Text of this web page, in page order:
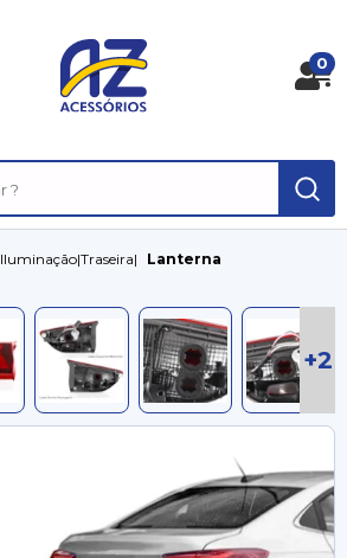
0
Iluminação|Traseira| Lanterna
+2